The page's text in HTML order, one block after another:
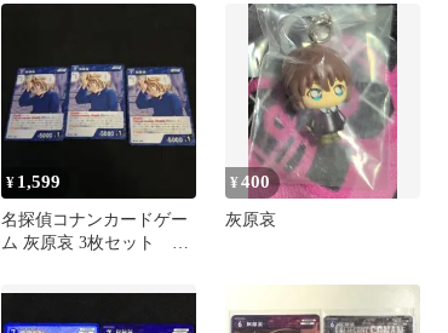
¥ 1,599
名探偵コナンカードゲー
ム 灰原哀 3枚セット プ
¥400
灰原哀